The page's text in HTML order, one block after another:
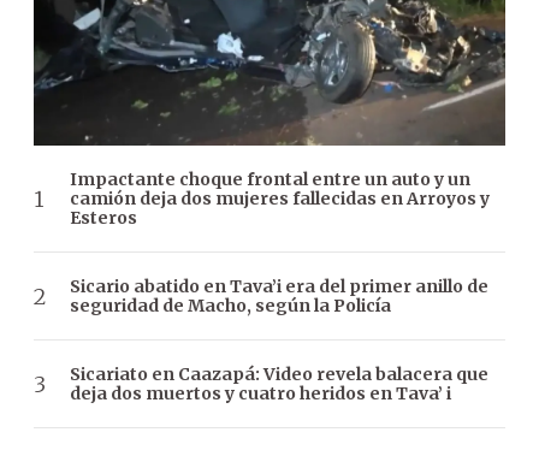
Impactante choque frontal entre un auto y un
camión deja dos mujeres fallecidas en Arroyos y
Esteros
Sicario abatido en Tava’i era del primer anillo de
seguridad de Macho, según la Policía
Sicariato en Caazapá: Video revela balacera que
deja dos muertos y cuatro heridos en Tava’ i